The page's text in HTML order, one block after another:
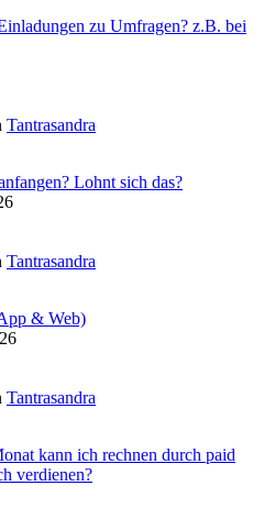
zu Umfragen? z.B. bei
Tantrasandra
Lohnt sich das?
Tantrasandra
& Web)
Tantrasandra
kann ich rechnen durch paid
verdienen?